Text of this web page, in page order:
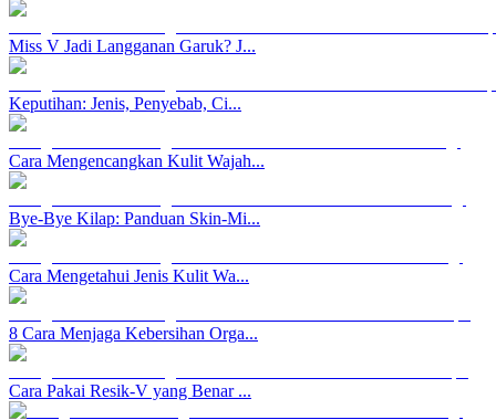
Miss V Jadi Langganan Garuk? J...
Keputihan: Jenis, Penyebab, Ci...
Cara Mengencangkan Kulit Wajah...
Bye-Bye Kilap: Panduan Skin-Mi...
Cara Mengetahui Jenis Kulit Wa...
8 Cara Menjaga Kebersihan Orga...
Cara Pakai Resik-V yang Benar ...